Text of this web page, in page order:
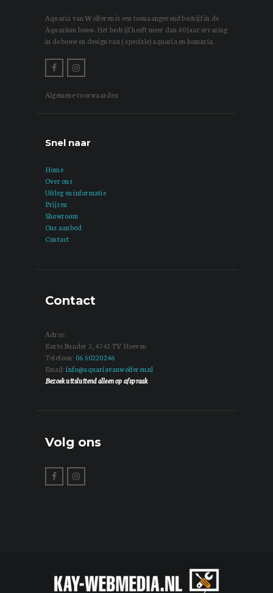
Aquaria van Wolferen is een toonaangevend bedrijf in de
Aquarium bouw. Het bedrijf heeft meer dan 40 jaar ervaring
in de bouw en design van ( speciale) aquaria en homaria.
Algemene voorwaarden
Snel naar
Home
Over ons
Uitleg en informatie
Prijzen
Showroom
Ons aanbod
Contact
Contact
Adres:
Korte Bunder 3, 4741 TV Hoeven
Telefoon: 06 50220246
Email:info@aquariavanwolferen.nl
Bezoek uitsluitend alleen op afspraak
Volg ons